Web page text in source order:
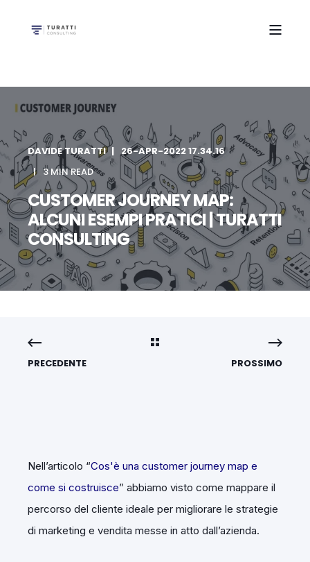
DAVIDE TURATTI
26-APR-2022 17.34.16
3 MIN READ
CUSTOMER JOURNEY MAP:
ALCUNI ESEMPI PRATICI | TURATTI
CONSULTING
PRECEDENTE PROSSIMO
Nell’articolo “Cos'è una customer journey map e
come si costruisce” abbiamo visto come mappare il
percorso del cliente ideale per migliorare le strategie
di marketing e vendita messe in atto dall’azienda.